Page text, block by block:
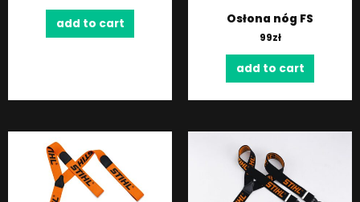
add to cart Osłona nóg FS
99zł
add to cart